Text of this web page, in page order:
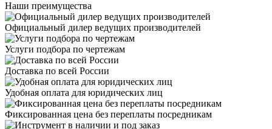
Наши преимущества
Официальный дилер ведущих производителей
Услуги подбора по чертежам
Доставка по всей России
Удобная оплата для юридических лиц
Фиксированная цена без переплаты посредникам